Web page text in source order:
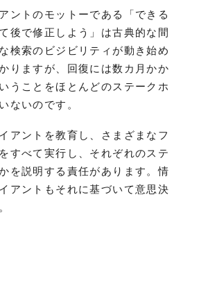
ントのモットーである「できる
後で修正しよう」は古典的な間
検索のビジビリティが動き始め
りますが、回復には数カ月かか
うことをほとんどのステークホ
ないのです。
アントを教育し、さまざまなフ
すべて実行し、それぞれのステ
を説明する責任があります。情
アントもそれに基づいて意思決